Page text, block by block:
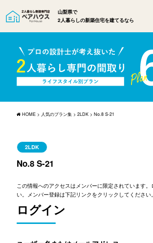
山梨県で
2人暮らしの新築住宅を建てるなら
HOME > 人気のプラン集 >2LDK >No.8 S-21
2LDK
No.8 S-21
この情報へのアクセスはメンバーに限定されています。
い。メンバー登録は下記リンクをクリックしてください。
ログイン